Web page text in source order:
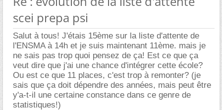
scei prepa psi
Salut à tous! J'étais 15ème sur la liste d'attente de
l'ENSMA à 14h et je suis maintenant 11ème. mais je
ne sais pas trop quoi pensez de ça! Est ce que ça
veut dire que j'ai une chance d'intégrer cette école?
Ou est ce que 11 places, c'est trop à remonter? (je
sais que ça doit dépendre des années, mais peut être
y'a-t-il une certaine constance dans ce genre de
statistiques!)